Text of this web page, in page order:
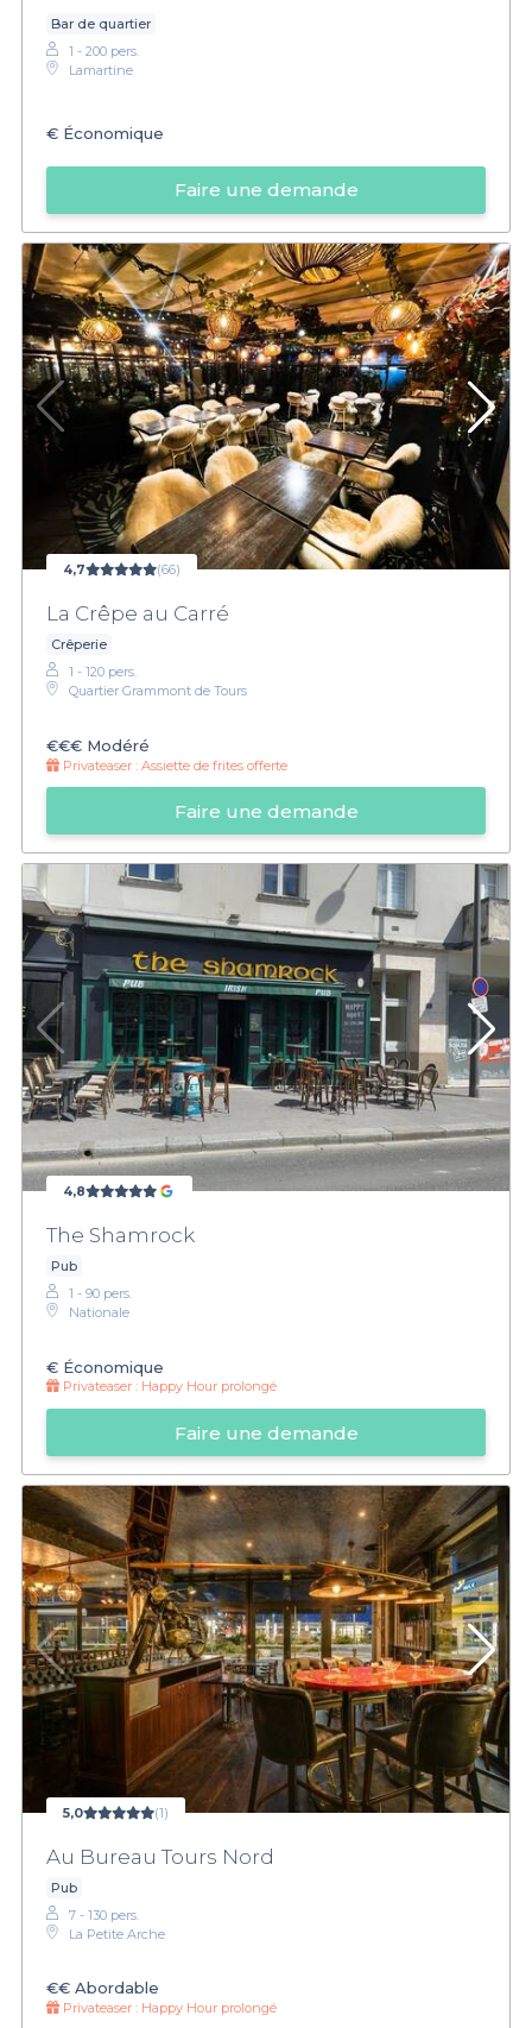
Bar de quartier
1 - 200 pers.
Lamartine
€ Économique
Faire une demande
4,7 (66)
La Crêpe au Carré
Crêperie
1 - 120 pers.
Quartier Grammont de Tours
€€€ Modéré
Privateaser : Assiette de frites offerte
Faire une demande
4,8
The Shamrock
Pub
1 - 90 pers.
Nationale
€ Économique
Privateaser : Happy Hour prolongé
Faire une demande
5,0 (1)
Au Bureau Tours Nord
Pub
7 - 130 pers.
La Petite Arche
€€ Abordable
Privateaser : Happy Hour prolongé